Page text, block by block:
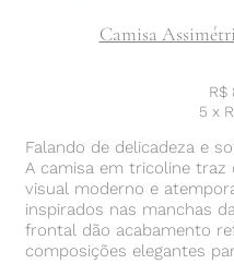
Camisa
R$
5 x
Falando de delicadeza e
A camisa em tricoline
visual moderno e
inspirados nas manchas
frontal dão acabamento
composições elegantes